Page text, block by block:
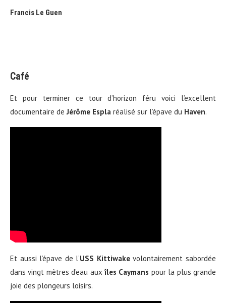
Francis Le Guen
Café
Et pour terminer ce tour d’horizon féru voici l’excellent
documentaire deJérôme Espla réalisé sur l’épave du Haven.
Et aussi l’épave de l’USS Kittiwakevolontairement sabordée
dans vingt mètres d’eau auxîles Caymans pour la plus grande
joie des plongeurs loisirs.